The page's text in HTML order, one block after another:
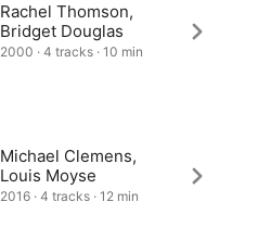
Rachel Thomson,
Bridget Douglas
2000 · 4 tracks · 10 min
Michael Clemens,
Louis Moyse
2016 · 4 tracks · 12 min